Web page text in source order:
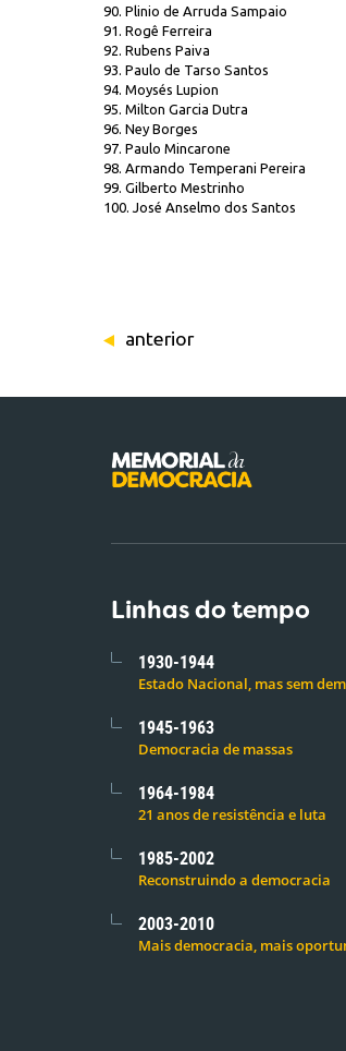
90. Plinio de Arruda Sampaio
91. Rogê Ferreira
92. Rubens Paiva
93. Paulo de Tarso Santos
94. Moysés Lupion
95. Milton Garcia Dutra
96. Ney Borges
97. Paulo Mincarone
98. Armando Temperani Pereira
99. Gilberto Mestrinho
100. José Anselmo dos Santos
anterior
Linhas do tempo
1930-1944
Estado Nacional, mas sem
1945-1963
Democracia de massas
1964-1984
21 anos de resistência e luta
1985-2002
Reconstruindo a democracia
2003-2010
Mais democracia, mais